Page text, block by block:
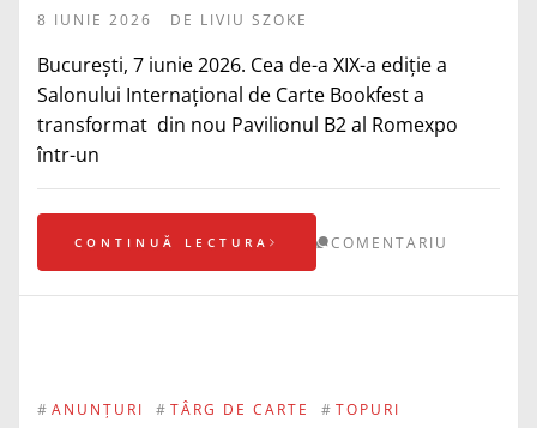
8 IUNIE 2026 DE LIVIU SZOKE
București, 7 iunie 2026. Cea de-a XIX-a ediție a
Salonului Internațional de Carte Bookfest a
transformat din nou Pavilionul B2 al Romexpo
într-un
CONTINUĂ LECTURA COMENTARIU
# ANUNȚURI # TÂRG DE CARTE # TOPURI